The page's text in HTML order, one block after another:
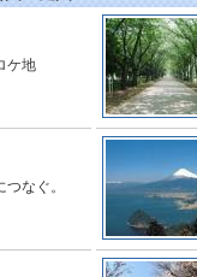
ケ地
なぐ。